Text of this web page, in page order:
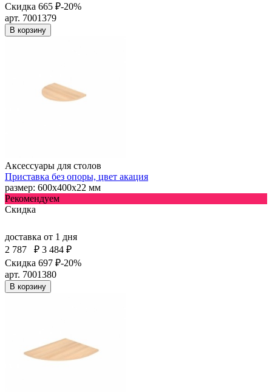
Скидка 665 ₽-20%
арт. 7001379
В корзину
Аксессуары для столов
Приставка без опоры, цвет акация
размер: 600х400х22 мм
Рекомендуем
Скидка
доставка от 1 дня
2 787
₽ 3 484 ₽
Скидка 697 ₽-20%
арт. 7001380
В корзину